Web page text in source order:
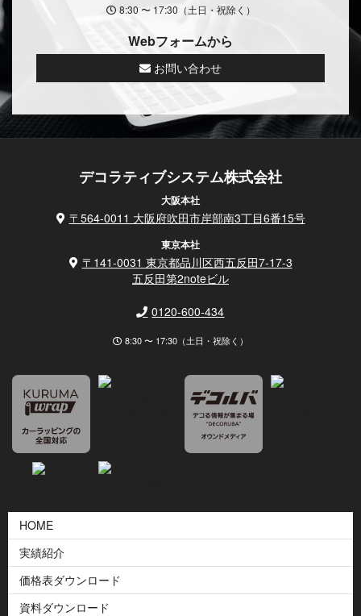
8:30 〜 17:30（土日・祝除く）
Webフォームから
お問い合わせ
デコラティブシステム株式会社
大阪本社
〒564-0011 大阪府吹田市岸部南3丁目6番15号
東京本社
〒141-0031 東京都品川区西五反田7-17-3
五反田第2noteビル
0120-600-434
8:30 〜 17:30（土日・祝除く）
HOME
実績紹介
価格表ダウンロード
資料ダウンロード